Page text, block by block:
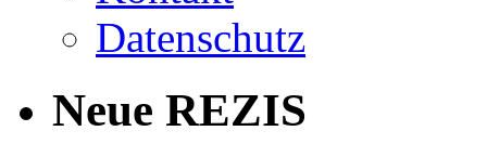
Datenschutz
Neue REZIS